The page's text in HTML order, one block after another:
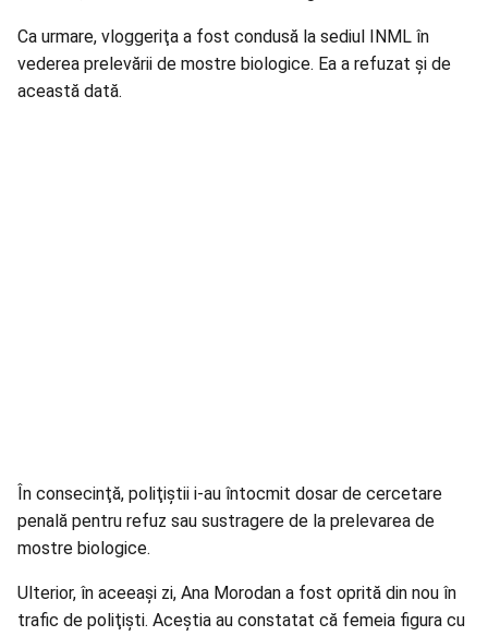
Ca urmare, vloggeriţa a fost condusă la sediul INML în
vederea prelevării de mostre biologice. Ea a refuzat şi de
această dată.
În consecinţă, poliţiştii i-au întocmit dosar de cercetare
penală pentru refuz sau sustragere de la prelevarea de
mostre biologice.
Ulterior, în aceeaşi zi, Ana Morodan a fost oprită din nou în
trafic de poliţişti. Aceștia au constatat că femeia figura cu